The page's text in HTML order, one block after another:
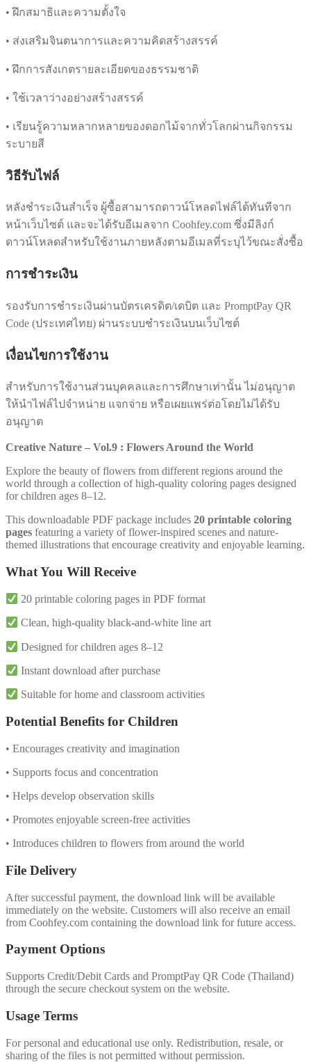
• ฝึกสมาธิและความตั้งใจ
• ส่งเสริมจินตนาการและความคิดสร้างสรรค์
• ฝึกการสังเกตรายละเอียดของธรรมชาติ
• ใช้เวลาว่างอย่างสร้างสรรค์
• เรียนรู้ความหลากหลายของดอกไม้จากทั่วโลกผ่านกิจกรรม
ระบายสี
วิธีรับไฟล์
หลังชำระเงินสำเร็จ ผู้ซื้อสามารถดาวน์โหลดไฟล์ได้ทันทีจาก
หน้าเว็บไซต์ และจะได้รับอีเมลจาก Coohfey.com ซึ่งมีลิงก์
ดาวน์โหลดสำหรับใช้งานภายหลังตามอีเมลที่ระบุไว้ขณะสั่งซื้อ
การชำระเงิน
รองรับการชำระเงินผ่านบัตรเครดิต/เดบิต และ PromptPay QR
Code (ประเทศไทย) ผ่านระบบชำระเงินบนเว็บไซต์
เงื่อนไขการใช้งาน
สำหรับการใช้งานส่วนบุคคลและการศึกษาเท่านั้น ไม่อนุญาต
ให้นำไฟล์ไปจำหน่าย แจกจ่าย หรือเผยแพร่ต่อโดยไม่ได้รับ
อนุญาต
Creative Nature – Vol.9 : Flowers Around the World
Explore the beauty of flowers from different regions around the
world through a collection of high-quality coloring pages designed
for children ages 8–12.
This downloadable PDF package includes 20 printable coloring
pages featuring a variety of flower-inspired scenes and nature-
themed illustrations that encourage creativity and enjoyable learning.
What You Will Receive
20 printable coloring pages in PDF format
Clean, high-quality black-and-white line art
Designed for children ages 8–12
Instant download after purchase
Suitable for home and classroom activities
Potential Benefits for Children
• Encourages creativity and imagination
• Supports focus and concentration
• Helps develop observation skills
• Promotes enjoyable screen-free activities
• Introduces children to flowers from around the world
File Delivery
After successful payment, the download link will be available
immediately on the website. Customers will also receive an email
from Coohfey.com containing the download link for future access.
Payment Options
Supports Credit/Debit Cards and PromptPay QR Code (Thailand)
through the secure checkout system on the website.
Usage Terms
For personal and educational use only. Redistribution, resale, or
sharing of the files is not permitted without permission.